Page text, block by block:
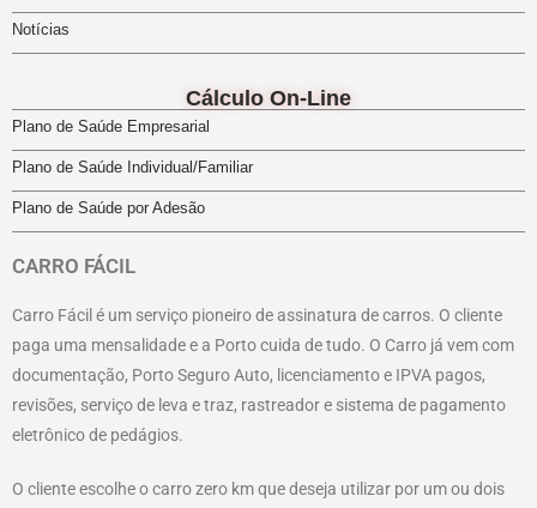
Notícias
Cálculo On-Line
Plano de Saúde Empresarial
Plano de Saúde Individual/Familiar
Plano de Saúde por Adesão
CARRO FÁCIL
Carro Fácil é um serviço pioneiro de assinatura de carros. O cliente
paga uma mensalidade e a Porto cuida de tudo. O Carro já vem com
documentação, Porto Seguro Auto, licenciamento e IPVA pagos,
revisões, serviço de leva e traz, rastreador e sistema de pagamento
eletrônico de pedágios.
O cliente escolhe o carro zero km que deseja utilizar por um ou dois